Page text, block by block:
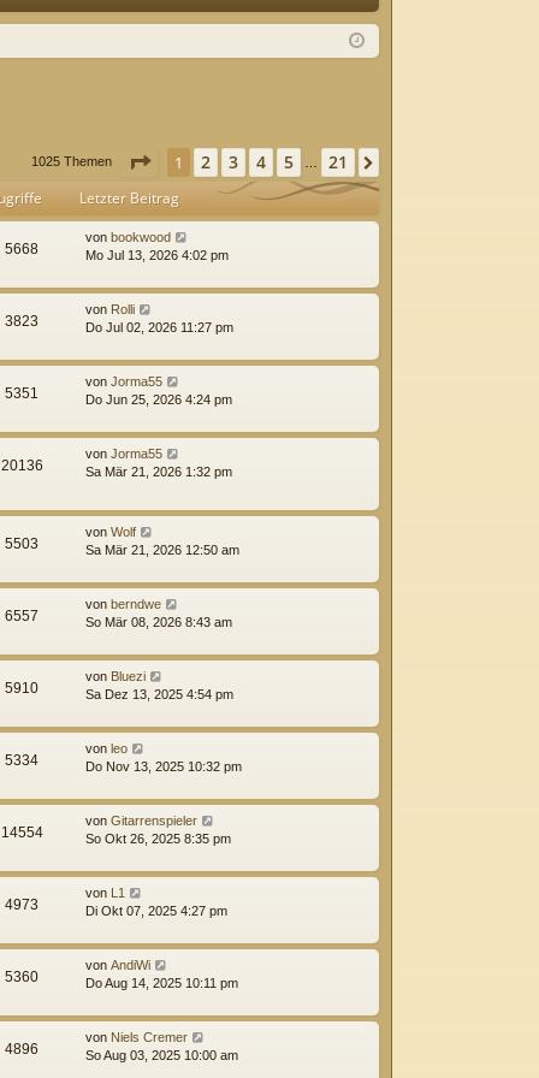
Q m ist
1025 Themen Seite 1von 21
1 2 3 4 5 21
Letzter Beitrag
5668
von bookwood
Mo Jul 13, 2026 4:02 pm
3823
von Rolli
Do Jul 02, 2026 11:27 pm
5351
von Jorma55
Do Jun 25, 2026 4:24 pm
20136
von Jorma55
Sa Mär 21, 2026 1:32 pm
5503
von Wolf
Sa Mär 21, 2026 12:50 am
6557
von berndwe
So Mär 08, 2026 8:43 am
5910
von Bluezi
Sa Dez 13, 2025 4:54 pm
5334
von leo
Do Nov 13, 2025 10:32 pm
14554
von Gitarrenspieler
So Okt 26, 2025 8:35 pm
4973
von
L1
Di Okt 07, 2025 4:27 pm
5360
von AndiWi
Do Aug 14, 2025 10:11 pm
4896
von Niels Cremer
So Aug 03, 2025 10:00 am